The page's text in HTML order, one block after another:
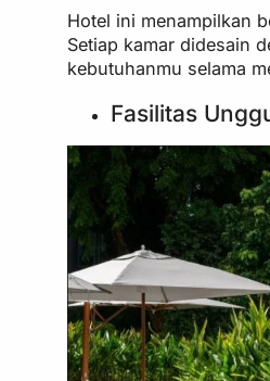
Hotel ini menampilkan
Setiap kamar didesain
kebutuhanmu selama
Fasilitas